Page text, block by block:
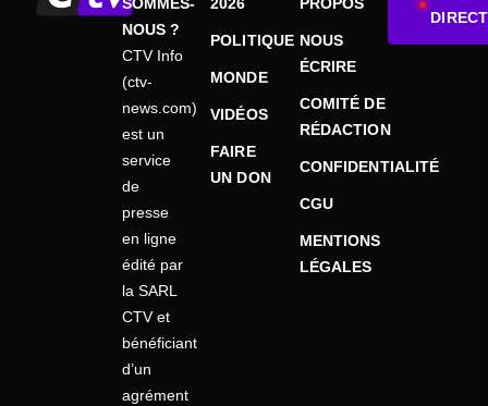
SOMMES-
NOUS ?
CTV Info
(ctv-
news.com)
est un
service
de
presse
en ligne
édité par
la SARL
CTV et
bénéficiant
d’un
agrément
2026
POLITIQUE
MONDE
VIDÉOS
FAIRE
UN DON
PROPOS
NOUS
ÉCRIRE
COMITÉ DE
RÉDACTION
CONFIDENTIALITÉ
CGU
MENTIONS
LÉGALES
DIRECT